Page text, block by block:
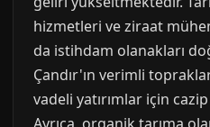
hizmetleri ve ziraat
da istihdam olanakları
Çandır'ın verimli
vadeli yatırımlar için